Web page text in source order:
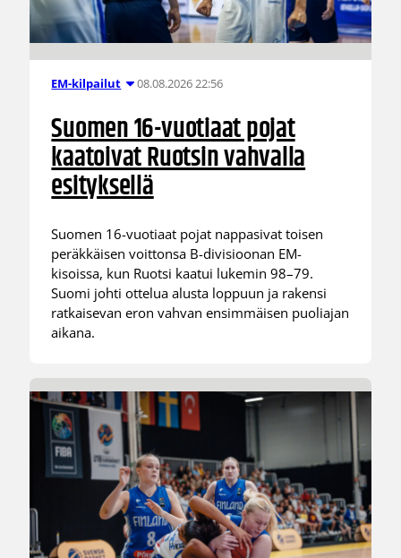
EM-kilpailut 08.08.2026 22:56
Suomen 16-vuotiaat pojat
kaatoivat Ruotsin vahvalla
esityksellä
Suomen 16-vuotiaat pojat nappasivat toisen
peräkkäisen voittonsa B-divisioonan EM-
kisoissa, kun Ruotsi kaatui lukemin 98–79.
Suomi johti ottelua alusta loppuun ja rakensi
ratkaisevan eron vahvan ensimmäisen puoliajan
aikana.